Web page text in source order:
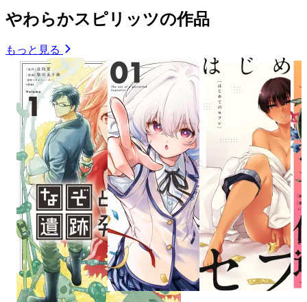
やわらかスピリッツの作品
もっと見る